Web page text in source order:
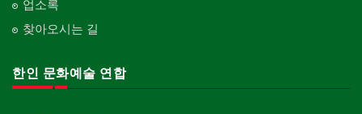
업소록
찾아오시는 길
한인 문화예술 연합